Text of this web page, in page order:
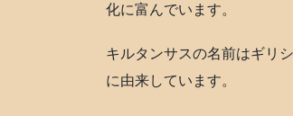
化に富んでいます。
キルタンサスの名前はギリ
に由来しています。